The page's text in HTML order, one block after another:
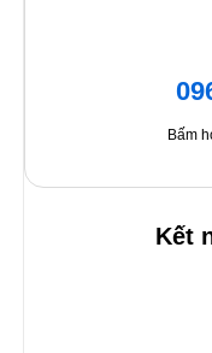
Bấm
Kết